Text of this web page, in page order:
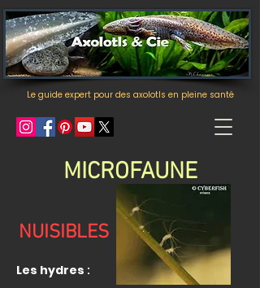
Le guide expert pour des axolotls en pleine santé
NUISIBLES
Les hydres :
MICROFAUNE